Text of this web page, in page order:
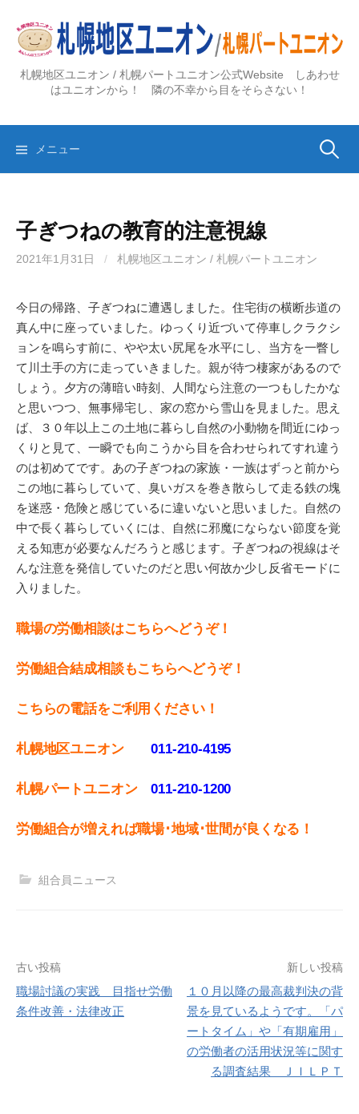
ス
札幌地区ユニオン / 札幌パートユニオン公式Website しあわせ
はユニオンから！ 隣の不幸から目をそらさない！
メニュー 検
子ぎつねの教育的注意視線
2021年1月31日 / 札幌地区ユニオン / 札幌パートユニオン
今日の帰路、子ぎつねに遭遇しました。住宅街の横断歩道の
真ん中に座っていました。ゆっくり近づいて停車しクラクシ
ョンを鳴らす前に、やや太い尻尾を水平にし、当方を一瞥し
て川土手の方に走っていきました。親が待つ棲家があるので
しょう。夕方の薄暗い時刻、人間なら注意の一つもしたかな
と思いつつ、無事帰宅し、家の窓から雪山を見ました。思え
ば、３０年以上この土地に暮らし自然の小動物を間近にゆっ
くりと見て、一瞬でも向こうから目を合わせられてすれ違う
のは初めてです。あの子ぎつねの家族・一族はずっと前から
この地に暮らしていて、臭いガスを巻き散らして走る鉄の塊
を迷惑・危険と感じているに違いないと思いました。自然の
中で長く暮らしていくには、自然に邪魔にならない節度を覚
える知恵が必要なんだろうと感じます。子ぎつねの視線はそ
んな注意を発信していたのだと思い何故か少し反省モードに
入りました。
職場の労働相談はこちらへどうぞ！
労働組合結成相談もこちらへどうぞ！
こちらの電話をご利用ください！
札幌地区ユニオン011-210-4195
札幌パートユニオン011‐210-1200
労働組合が増えれば職場･地域･世間が良くなる！
組合員ニュース
投
稿
古い投稿
職場討議の実践 目指せ労働
条件改善・法律改正
新しい投稿
１０月以降の最高裁判決の背
景を見ているようです。「パ
ートタイム」や「有期雇用」
の労働者の活用状況等に関す
る調査結果 ＪＩＬＰＴ